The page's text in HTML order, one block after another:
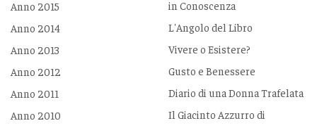
Anno 2015
Anno 2014
Anno 2013
Anno 2012
Anno 2011
Anno 2010
in Conoscenza
L'Angolo del Libro
Vivere o Esistere?
Gusto e Benessere
Diario di una Donna Trafelata
Il Giacinto Azzurro di